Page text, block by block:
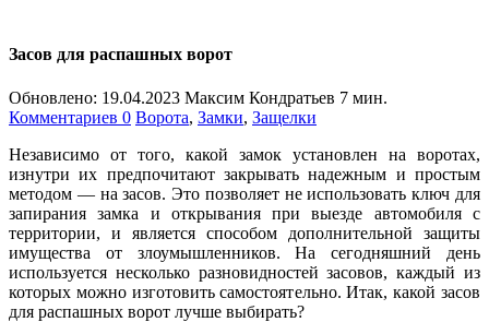
Засов для распашных ворот
Обновлено: 19.04.2023 Максим Кондратьев 7 мин.
Комментариев 0 Ворота, Замки, Защелки
Независимо от того, какой замок установлен на воротах,
изнутри их предпочитают закрывать надежным и простым
методом — на засов. Это позволяет не использовать ключ для
запирания замка и открывания при выезде автомобиля с
территории, и является способом дополнительной защиты
имущества от злоумышленников. На сегодняшний день
используется несколько разновидностей засовов, каждый из
которых можно изготовить самостоятельно. Итак, какой засов
для распашных ворот лучше выбирать?